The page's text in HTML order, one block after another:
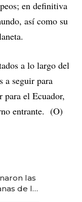
en definitiva
así como su
a lo largo del
a seguir para
el Ecuador,
entrante. (O)
las
de la